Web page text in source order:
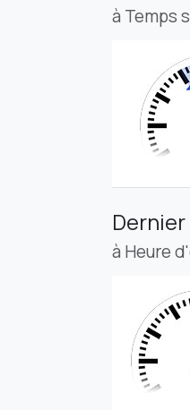
à Temps
à Heure